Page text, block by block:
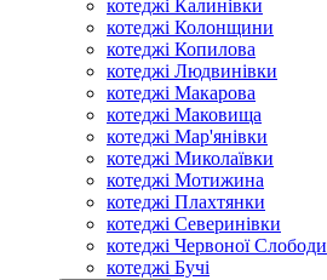
котеджі Калинівки
котеджі Колонщини
котеджі Копилова
котеджі Людвинівки
котеджі Макарова
котеджі Маковища
котеджі Мар'янівки
котеджі Миколаївки
котеджі Мотижина
котеджі Плахтянки
котеджі Северинівки
котеджі Червоної Слободи
котеджі Бучі